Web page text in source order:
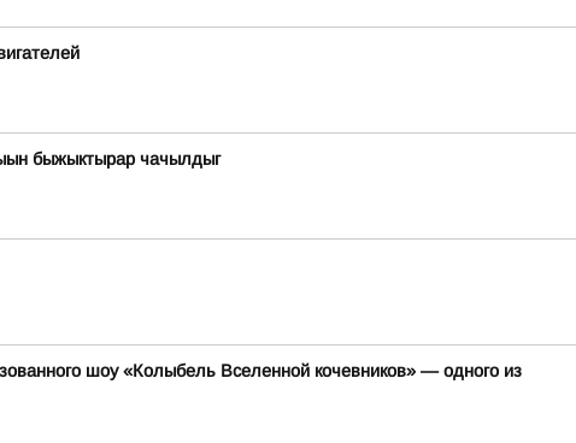
быжыктырар чачылдыг
шоу «Колыбель Вселенной кочевников» — одного из